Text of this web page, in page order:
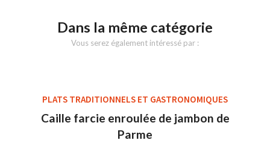
Dans la même catégorie
Vous serez également intéressé par :
PLATS TRADITIONNELS ET GASTRONOMIQUES
Caille farcie enroulée de jambon de
Parme